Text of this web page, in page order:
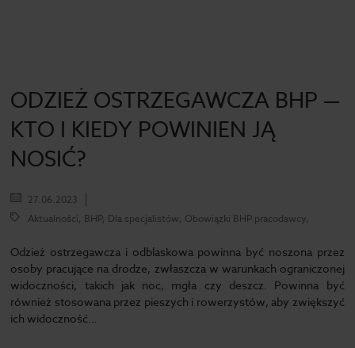
ODZIEŻ OSTRZEGAWCZA BHP —
KTO I KIEDY POWINIEN JĄ
NOSIĆ?
27.06.2023
Aktualności, BHP, Dla specjalistów, Obowiązki BHP pracodawcy,
Odzież ostrzegawcza i odblaskowa powinna być noszona przez
osoby pracujące na drodze, zwłaszcza w warunkach ograniczonej
widoczności, takich jak noc, mgła czy deszcz. Powinna być
również stosowana przez pieszych i rowerzystów, aby zwiększyć
ich widoczność…